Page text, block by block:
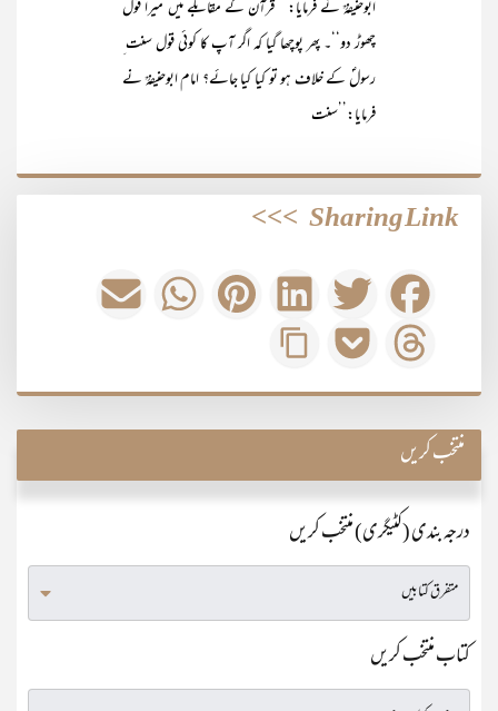
ابوحنیفہؒ نے فرمایا: ’’قرآن کے مقابلے میں میرا قول
چھوڑ دو‘‘۔ پھر پوچھا گیا کہ اگر آپ کا کوئی قول سنت ِ
رسولؐ کے خلاف ہو تو کیا کیا جائے؟ امام ابوحنیفہؒ نے
فرمایا:’’سنت
Sharing Link
>>>
منتخب کریں
درجہ بندی (کٹیگری) منتخب کریں
کتاب منتخب کریں